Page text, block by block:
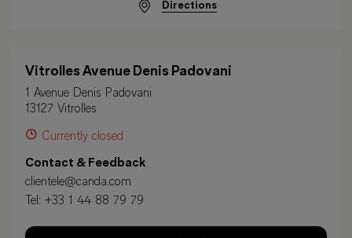
Directions
Vitrolles Avenue Denis Padovani
1 Avenue Denis Padovani
13127 Vitrolles
Currently closed
Contact & Feedback
clientele@canda.com
Tel: +33 1 44 88 79 79